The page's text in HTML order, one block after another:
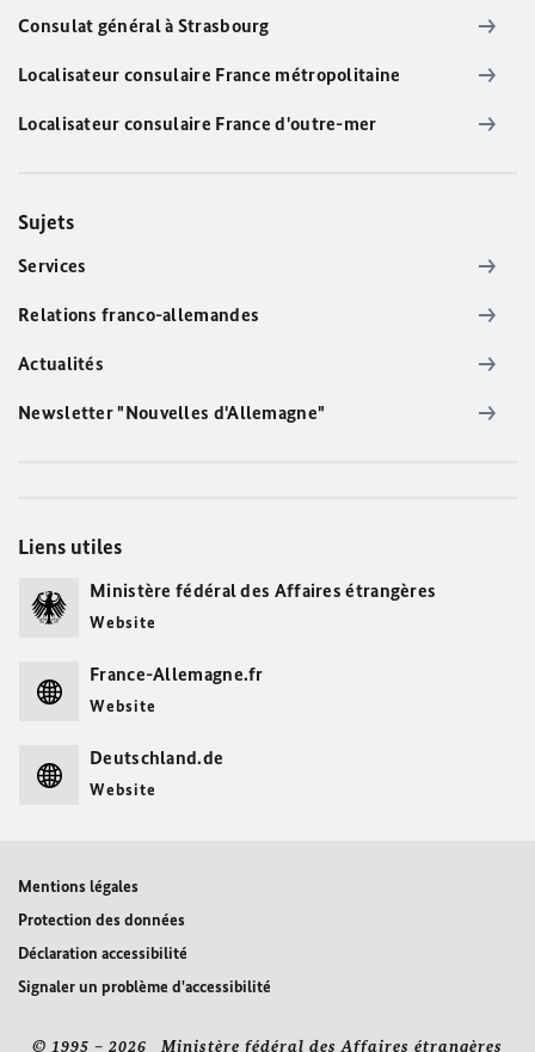
Consulat général à Strasbourg
Localisateur consulaire France métropolitaine
Localisateur consulaire France d'outre-mer
Sujets
Services
Relations franco-allemandes
Actualités
Newsletter "Nouvelles d'Allemagne"
Liens utiles
Ministère fédéral des Affaires étrangères
Website
France-Allemagne.fr
Website
Deutschland.de
Website
Mentions légales
Protection des données
Déclaration accessibilité
Signaler un problème d'accessibilité
© 1995 – 2026 Ministère fédéral des Affaires étrangères